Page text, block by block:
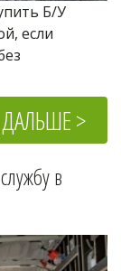
Б/У
если
>